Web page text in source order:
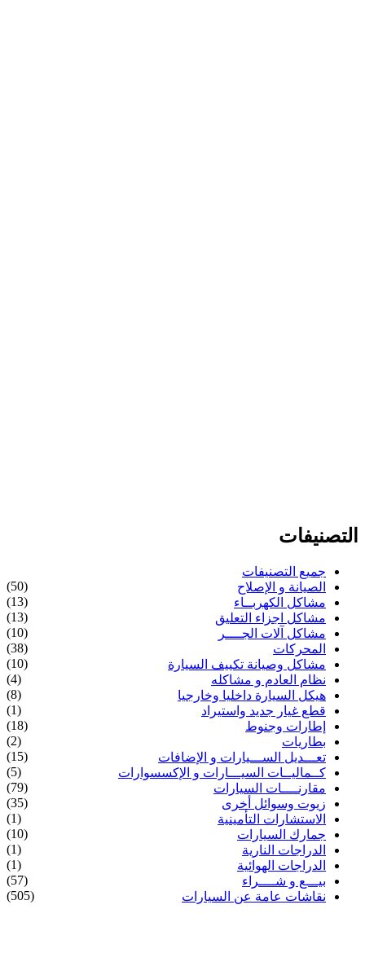
التصنيفات
جميع التصنيفات
الصيانة و الإصلاح
(50)
مشاكل الكهربــاء
(13)
مشاكل اجزاء التعليق
(13)
مشاكل آلات الجــــر
(10)
المحركات
(38)
مشاكل وصيانة تكييف السيارة
(10)
نظام العادم و مشاكله
(4)
هيكل السيارة داخليا وخارجيا
(8)
قطع غيار جديد واستيراد
(1)
إطارات وجنوط
(18)
بطاريات
(2)
تعـــديل الســـيارات و الإضافات
(15)
كــماليــات السيـــارات و الإكسسوارات
(5)
مقارنــــات السيارات
(79)
زيوت وسوائل أخرى
(35)
الاستشارات التأمينية
(1)
جمارك السيارات
(10)
الدراجات النارية
(1)
الدراجات الهوائية
(1)
بيـــع و شــــراء
(57)
نقاشات عامة عن السيارات
(505)